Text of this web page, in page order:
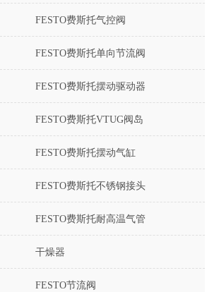
FESTO费斯托气控阀
FESTO费斯托单向节流阀
FESTO费斯托摆动驱动器
FESTO费斯托VTUG阀岛
FESTO费斯托摆动气缸
FESTO费斯托不锈钢接头
FESTO费斯托耐高温气管
干燥器
FESTO节流阀